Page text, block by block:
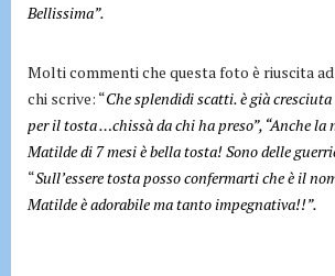
Bellissima”.
Molti commenti che questa foto è riuscita
chi scrive: “Che splendidi scatti. è già
per il tosta …chissà da chi ha preso”, “Anche la
Matilde di 7 mesi è bella tosta! Sono delle
“Sull’essere tosta posso confermarti che è il
Matilde è adorabile ma tanto impegnativa!!”.